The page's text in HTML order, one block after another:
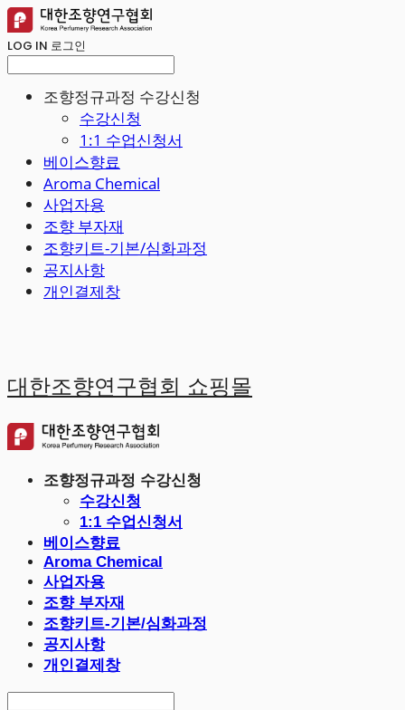
LOG IN 로그인
조향정규과정 수강신청
수강신청
1:1 수업신청서
베이스향료
Aroma Chemical
사업자용
조향 부자재
조향키트-기본/심화과정
공지사항
개인결제창
대한조향연구협회 쇼핑몰
조향정규과정 수강신청
수강신청
1:1 수업신청서
베이스향료
Aroma Chemical
사업자용
조향 부자재
조향키트-기본/심화과정
공지사항
개인결제창